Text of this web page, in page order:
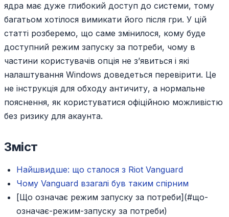
ядра має дуже глибокий доступ до системи, тому
багатьом хотілося вимикати його після гри. У цій
статті розберемо, що саме змінилося, кому буде
доступний режим запуску за потреби, чому в
частини користувачів опція не з’явиться і які
налаштування Windows доведеться перевірити. Це
не інструкція для обходу античиту, а нормальне
пояснення, як користуватися офіційною можливістю
без ризику для акаунта.
Зміст
Найшвидше: що сталося з Riot Vanguard
Чому Vanguard взагалі був таким спірним
[Що означає режим запуску за потреби](#що-
означає-режим-запуску за потреби)